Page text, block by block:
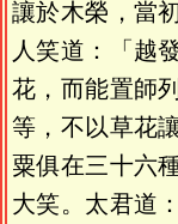
讓於木榮，當
人笑道：「越
花，而能置師
等，不以草花
粟俱在三十六
大笑。太君道